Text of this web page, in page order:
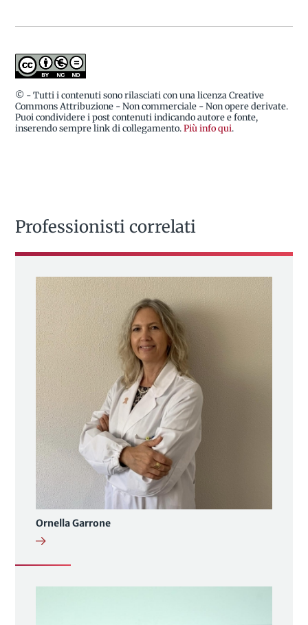
© - Tutti i contenuti sono rilasciati con una licenza Creative
Commons Attribuzione - Non commerciale - Non opere derivate.
Puoi condividere i post contenuti indicando autore e fonte,
inserendo sempre link di collegamento.Più info qui.
Professionisti correlati
Ornella Garrone